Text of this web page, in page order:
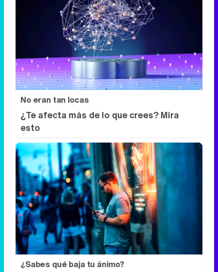
No eran tan locas
¿Te afecta más de lo que crees? Mira
esto
¿Sabes qué baja tu ánimo?